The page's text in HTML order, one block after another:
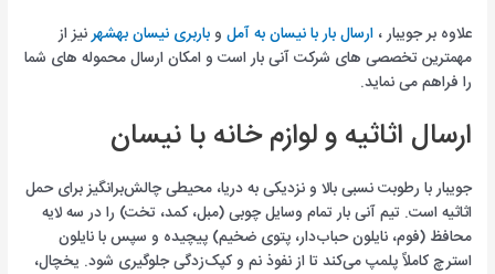
علاوه بر جویبار ،ارسال بار با نیسان به آمل وباربری نیسان بهشهرنیز از
مهمترین تخصصی های شرکت آنی بار است و امکان ارسال محموله های شما
را فراهم می نماید.
ارسال اثاثیه و لوازم خانه با نیسان
جویبار با رطوبت نسبی بالا و نزدیکی به دریا، محیطی چالش‌برانگیز برای حمل
اثاثیه است. تیم آنی بار تمام وسایل چوبی (مبل، کمد، تخت) را در سه لایه
محافظ (فوم، نایلون حباب‌دار، پتوی ضخیم) پیچیده و سپس با نایلون
استرچ کاملاً پلمپ می‌کند تا از نفوذ نم و کپک‌زدگی جلوگیری شود. یخچال،